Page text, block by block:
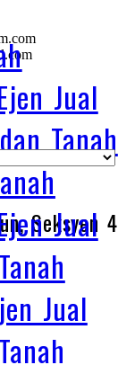
Jual
Tanah
Jual
Jual
Seksyen 4